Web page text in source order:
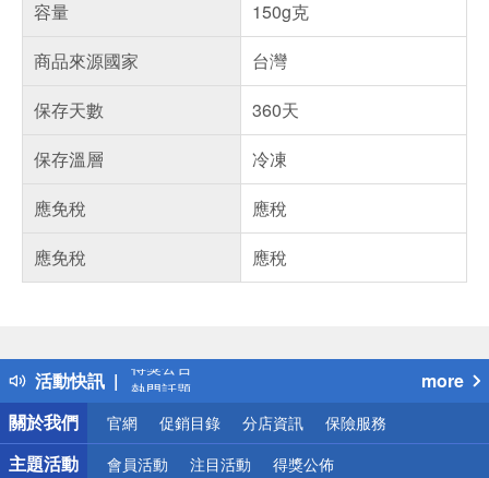
容量
150g克
商品來源國家
台灣
保存天數
360天
保存溫層
冷凍
應免稅
應稅
應免稅
應稅
活動快訊
得獎公告
熱門話題
銀行優惠
偏遠地區配送
詐騙網頁！請小心！
more
關於我們
官網 促銷目錄 分店資訊 保險服務
主題活動 會員活動 注目活動 得獎公佈